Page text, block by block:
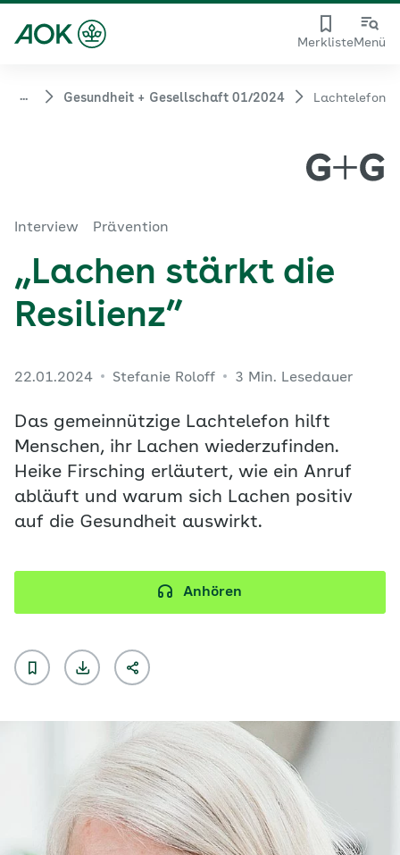
MerklisteMenü
... Gesundheit + Gesellschaft 01/2024 Lachtelefon
Interview Prävention
„Lachen stärkt die
Resilienz”
22.01.2024 Stefanie Roloff 3 Min. Lesedauer
Das gemeinnützige Lachtelefon hilft
Menschen, ihr Lachen wiederzufinden.
Heike Firsching erläutert, wie ein Anruf
abläuft und warum sich Lachen positiv
auf die Gesundheit auswirkt.
Anhören